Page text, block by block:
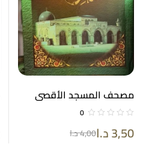
مصحف المسجد الأقصى
ورق كريمي فاخر لفظ الجلالة
باللون الأحمر 14*20
0
4,00د.ا 3,50د.ا